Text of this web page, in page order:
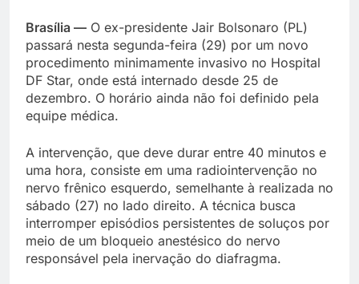
Brasília — O ex-presidente Jair Bolsonaro (PL)
passará nesta segunda-feira (29) por um novo
procedimento minimamente invasivo no Hospital
DF Star, onde está internado desde 25 de
dezembro. O horário ainda não foi definido pela
equipe médica.
A intervenção, que deve durar entre 40 minutos e
uma hora, consiste em uma radiointervenção no
nervo frênico esquerdo, semelhante à realizada no
sábado (27) no lado direito. A técnica busca
interromper episódios persistentes de soluços por
meio de um bloqueio anestésico do nervo
responsável pela inervação do diafragma.